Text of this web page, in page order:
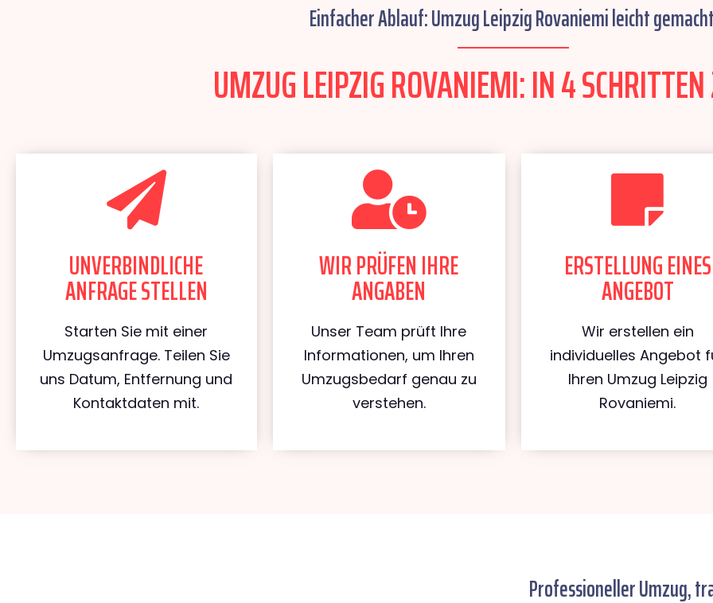
Einfacher Ablauf: Umzug Leipzig Rovaniemi leicht
UMZUG LEIPZIG ROVANIEMI: IN 4
UNVERBINDLICHE
ANFRAGE STELLEN
Starten Sie mit einer
Umzugsanfrage. Teilen Sie
uns Datum, Entfernung und
Kontaktdaten mit.
WIR PRÜFEN IHRE
ANGABEN
Unser Team prüft Ihre
Informationen, um Ihren
Umzugsbedarf genau zu
verstehen.
ERSTELLUNG EINES
ANGEBOT
Wir erstellen ein
individuelles Angebot
Ihren Umzug Leipzig
Rovaniemi.
Professioneller Umzug,